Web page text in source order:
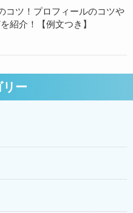
コツ！プロフィールのコツや
紹介！【例文つき】
リー